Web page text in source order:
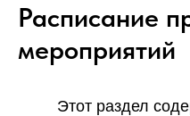
Расписание
мероприятий
Этот раздел